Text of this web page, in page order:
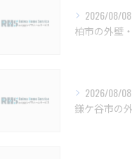
2026/08/08
2026/08/08